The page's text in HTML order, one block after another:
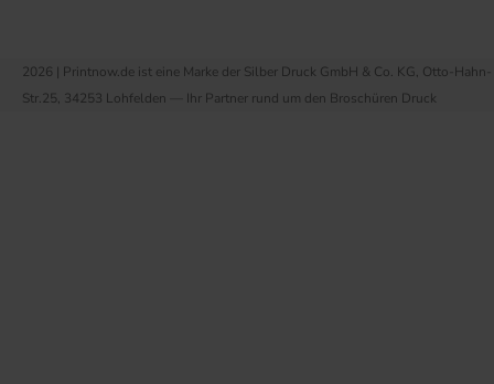
2026 | Printnow.de ist eine Marke der Silber Druck GmbH & Co. KG, Otto-Hahn-
Str.25, 34253 Lohfelden — Ihr Partner rund um den Broschüren Druck